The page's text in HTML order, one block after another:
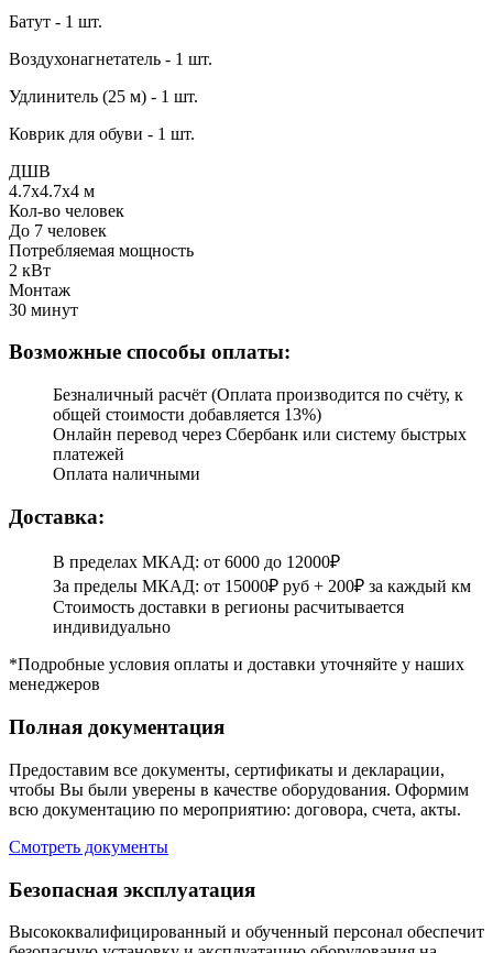
Батут - 1 шт.
Воздухонагнетатель - 1 шт.
Удлинитель (25 м) - 1 шт.
Коврик для обуви - 1 шт.
ДШВ
4.7x4.7x4 м
Кол-во человек
До 7 человек
Потребляемая мощность
2 кВт
Монтаж
30 минут
Возможные способы оплаты:
Безналичный расчёт (Оплата производится по счёту, к
общей стоимости добавляется 13%)
Онлайн перевод через Сбербанк или систему быстрых
платежей
Оплата наличными
Доставка:
В пределах МКАД: от 6000 до 12000₽
За пределы МКАД: от 15000₽ руб + 200₽ за каждый км
Стоимость доставки в регионы расчитывается
индивидуально
*Подробные условия оплаты и доставки уточняйте у наших
менеджеров
Полная документация
Предоставим все документы, сертификаты и декларации,
чтобы Вы были уверены в качестве оборудования. Оформим
всю документацию по мероприятию: договора, счета, акты.
Смотреть документы
Безопасная эксплуатация
Высококвалифицированный и обученный персонал обеспечит